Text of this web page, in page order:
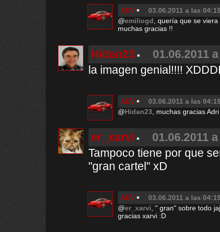
ACV
03.06.2011 a las
@emiliogd , quería que se
muchas gracias !!
Hidan23
01.06.2011
la imagen genial!!!!
ACV
03.06.2011 a las
@Hidan23 , muchas gracias
er_xarvi
01.06.2011
Tampoco tiene por que
"gran cartel" xD
ACV
03.06.2011 a las
@er_xarvi , " gran" sobre todo
gracias xarvi :D